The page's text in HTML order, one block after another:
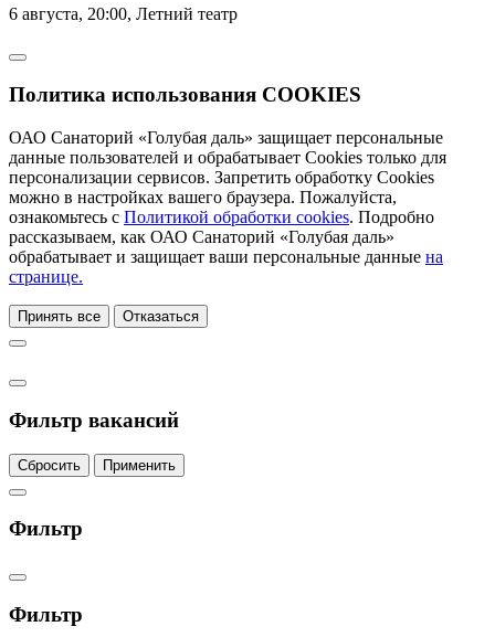
6 августа, 20:00, Летний театр
Политика использования COOKIES
ОАО Санаторий «Голубая даль» защищает персональные
данные пользователей и обрабатывает Cookies только для
персонализации сервисов. Запретить обработку Cookies
можно в настройках вашего браузера. Пожалуйста,
ознакомьтесь с Политикой обработки cookies. Подробно
рассказываем, как ОАО Санаторий «Голубая даль»
обрабатывает и защищает ваши персональные данные на
странице.
Принять все Отказаться
Фильтр вакансий
Сбросить Применить
Фильтр
Фильтр